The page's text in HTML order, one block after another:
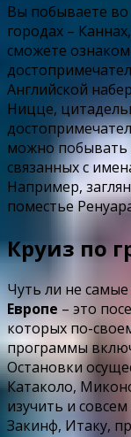
Вы побываете
городах –
сможете
Английской
Ницце,
можно побывать
связанных с
Например,
поместье
Круиз по
Чуть ли не
Европе – это
которых по-
программы
Остановки
Катаколо,
изучить и
Закинф, Итаку,